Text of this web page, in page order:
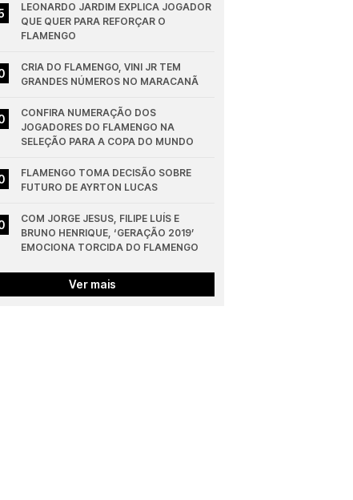
LEONARDO JARDIM EXPLICA JOGADOR
QUE QUER PARA REFORÇAR O
FLAMENGO
CRIA DO FLAMENGO, VINI JR TEM
GRANDES NÚMEROS NO MARACANÃ
CONFIRA NUMERAÇÃO DOS
JOGADORES DO FLAMENGO NA
SELEÇÃO PARA A COPA DO MUNDO
FLAMENGO TOMA DECISÃO SOBRE
FUTURO DE AYRTON LUCAS
COM JORGE JESUS, FILIPE LUÍS E
BRUNO HENRIQUE, ‘GERAÇÃO 2019’
EMOCIONA TORCIDA DO FLAMENGO
Ver mais